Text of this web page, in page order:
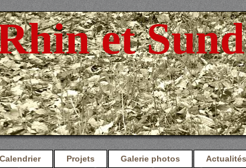
et
Calendrier Projets Galerie photos Actualités